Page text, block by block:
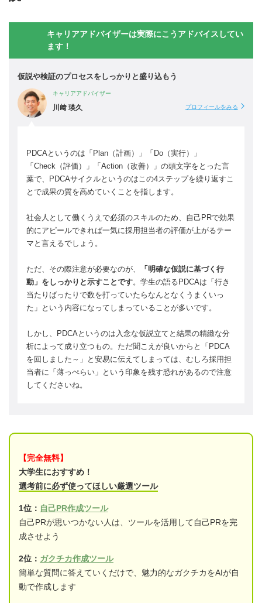
キャリアアドバイザーは実際にこうアドバイスしてい
ます！
仮説や検証のプロセスをしっかりと盛り込もう
キャリアアドバイザー
川﨑 瑛久 プロフィールをみる
PDCAというのは「Plan（計画）」「Do（実行）」
「Check（評価）」「Action（改善）」の頭文字をとった言
葉で、PDCAサイクルというのはこの4ステップを繰り返すこ
とで成果の質を高めていくことを指します。
社会人として働くうえで必須のスキルのため、自己PRで効果
的にアピールできれば一気に採用担当者の評価が上がるテー
マと言えるでしょう。
ただ、その際注意が必要なのが、
「明確な仮説に基づく行
動」をしっかりと示すことです。学生の語るPDCAは「行き
当たりばったりで数を打っていたらなんとなくうまくいっ
た」という内容になってしまっていることが多いです。
しかし、PDCAというのは入念な仮説立てと結果の精緻な分
析によって成り立つもの。ただ聞こえが良いからと「PDCA
を回しました～」と安易に伝えてしまっては、むしろ採用担
当者に「薄っぺらい」という印象を残す恐れがあるので注意
してくださいね。
【完全無料】
大学生におすすめ！
選考前に必ず使ってほしい厳選ツール
1位： 自己PR作成ツール
自己PRが思いつかない人は、ツールを活用して自己PRを完
成させよう
2位： ガクチカ作成ツール
簡単な質問に答えていくだけで、魅力的なガクチカをAIが自
動で作成します